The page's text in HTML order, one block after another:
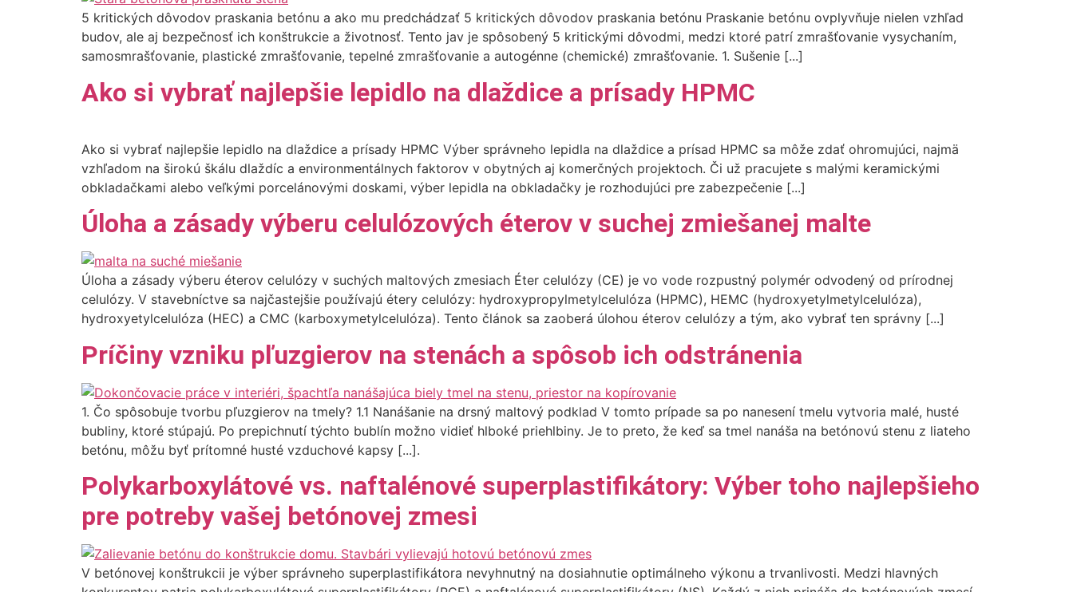
5 kritických dôvodov praskania betónu a ako mu predchádzať 5 kritických dôvodov praskania betónu Praskanie betónu ovplyvňuje nielen vzhľad
budov, ale aj bezpečnosť ich konštrukcie a životnosť. Tento jav je spôsobený 5 kritickými dôvodmi, medzi ktoré patrí zmrašťovanie vysychaním,
samosmrašťovanie, plastické zmrašťovanie, tepelné zmrašťovanie a autogénne (chemické) zmrašťovanie. 1. Sušenie [...]
Ako si vybrať najlepšie lepidlo na dlaždice a prísady HPMC
Ako si vybrať najlepšie lepidlo na dlaždice a prísady HPMC Výber správneho lepidla na dlaždice a prísad HPMC sa môže zdať ohromujúci, najmä
vzhľadom na širokú škálu dlaždíc a environmentálnych faktorov v obytných aj komerčných projektoch. Či už pracujete s malými keramickými
obkladačkami alebo veľkými porcelánovými doskami, výber lepidla na obkladačky je rozhodujúci pre zabezpečenie [...]
Úloha a zásady výberu celulózových éterov v suchej zmiešanej malte
Úloha a zásady výberu éterov celulózy v suchých maltových zmesiach Éter celulózy (CE) je vo vode rozpustný polymér odvodený od prírodnej
celulózy. V stavebníctve sa najčastejšie používajú étery celulózy: hydroxypropylmetylcelulóza (HPMC), HEMC (hydroxyetylmetylcelulóza),
hydroxyetylcelulóza (HEC) a CMC (karboxymetylcelulóza). Tento článok sa zaoberá úlohou éterov celulózy a tým, ako vybrať ten správny [...]
Príčiny vzniku pľuzgierov na stenách a spôsob ich odstránenia
1. Čo spôsobuje tvorbu pľuzgierov na tmely? 1.1 Nanášanie na drsný maltový podklad V tomto prípade sa po nanesení tmelu vytvoria malé, husté
bubliny, ktoré stúpajú. Po prepichnutí týchto bublín možno vidieť hlboké priehlbiny. Je to preto, že keď sa tmel nanáša na betónovú stenu z liateho
betónu, môžu byť prítomné husté vzduchové kapsy [...].
Polykarboxylátové vs. naftalénové superplastifikátory: Výber toho najlepšieho
pre potreby vašej betónovej zmesi
V betónovej konštrukcii je výber správneho superplastifikátora nevyhnutný na dosiahnutie optimálneho výkonu a trvanlivosti. Medzi hlavných